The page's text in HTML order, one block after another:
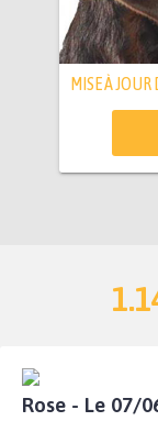
MISE À
Rose - Le 07/